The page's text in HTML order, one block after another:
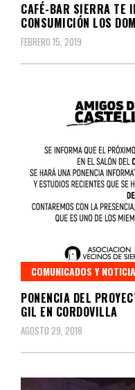
CAFÉ-BAR SIERRA TE
CONSUMICIÓN LOS
FEBRERO 15, 2019
COMUNICADOS Y
PONENCIA DEL
GIL EN CORDOVILLA
AGOSTO 29, 2018